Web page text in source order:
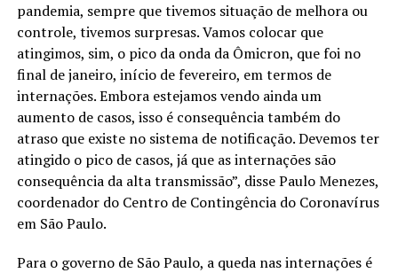
pandemia, sempre que tivemos situação de melhora ou
controle, tivemos surpresas. Vamos colocar que
atingimos, sim, o pico da onda da Ômicron, que foi no
final de janeiro, início de fevereiro, em termos de
internações. Embora estejamos vendo ainda um
aumento de casos, isso é consequência também do
atraso que existe no sistema de notificação. Devemos ter
atingido o pico de casos, já que as internações são
consequência da alta transmissão”, disse Paulo Menezes,
coordenador do Centro de Contingência do Coronavírus
em São Paulo.
Para o governo de São Paulo, a queda nas internações é